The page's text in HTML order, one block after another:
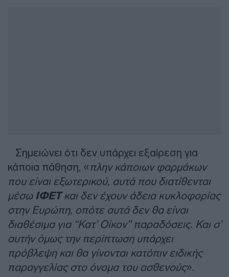
Σημειώνει ότι δεν υπάρχει εξαίρεση για
κάποια πάθηση, « πλην κάποιων φαρμάκων
που είναι εξωτερικού, αυτά που διατίθενται
μέσω ΙΦΕΤκαι δεν έχουν άδεια κυκλοφορίας
στην Ευρώπη, οπότε αυτά δεν θα είναι
διαθέσιμα για “Κατ’ Οίκον” παραδόσεις. Και σ’
αυτήν όμως την περίπτωση υπάρχει
πρόβλεψη και θα γίνονται κατόπιν ειδικής
παραγγελίας στο όνομα του ασθενούς».